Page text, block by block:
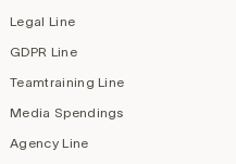
Legal Line
GDPR Line
Teamtraining Line
Media Spendings
Agency Line